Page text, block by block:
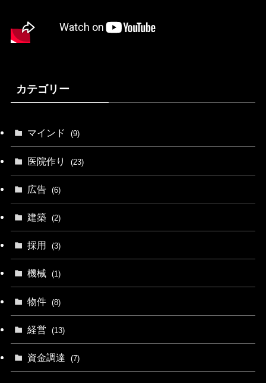
カテゴリー
マインド (9)
医院作り (23)
広告 (6)
建築 (2)
採用 (3)
機械 (1)
物件 (8)
経営 (13)
資金調達 (7)